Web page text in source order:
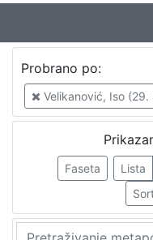
Jezik
hrvatski
Knjige za djecu i mladež
Probrano po:
Velikanović, Iso
Faseta Lista